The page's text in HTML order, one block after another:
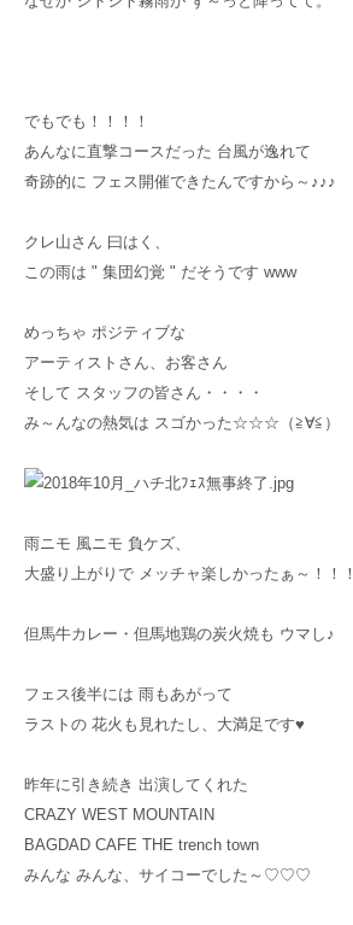
でもでも！！！！
あんなに直撃コースだった 台風が逸れて
奇跡的に フェス開催できたんですから～♪♪♪
クレ山さん 曰はく、
この雨は " 集団幻覚 " だそうです www
めっちゃ ポジティブな
アーティストさん、お客さん
そして スタッフの皆さん・・・・
み～んなの熱気は スゴかった☆☆☆（≧∀≦）
雨ニモ 風ニモ 負ケズ、
大盛り上がりで メッチャ楽しかったぁ～！！！
但馬牛カレー・但馬地鶏の炭火焼も ウマし♪
フェス後半には 雨もあがって
ラストの 花火も見れたし、大満足です♥
昨年に引き続き 出演してくれた
CRAZY WEST MOUNTAIN
BAGDAD CAFE THE trench town
みんな みんな、サイコーでした～♡♡♡